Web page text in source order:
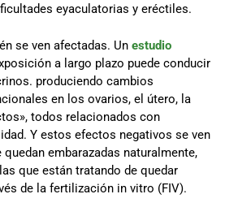
eyaculatorias y eréctiles.
se ven afectadas. Un estudio
a largo plazo puede conducir
produciendo cambios
en los ovarios, el útero, la
todos relacionados con
Y estos efectos negativos se ven
embarazadas naturalmente,
que están tratando de quedar
de la fertilización in vitro (FIV).